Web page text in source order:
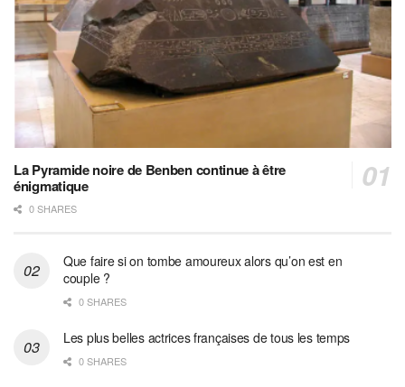
La Pyramide noire de Benben continue à être
énigmatique
0 SHARES
Que faire si on tombe amoureux alors qu’on est en
couple ?
0 SHARES
Les plus belles actrices françaises de tous les temps
0 SHARES